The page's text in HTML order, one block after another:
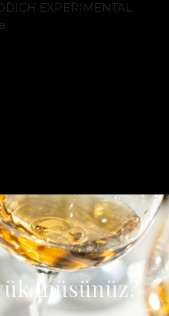
EXPERIMENTAL
müsünüz?